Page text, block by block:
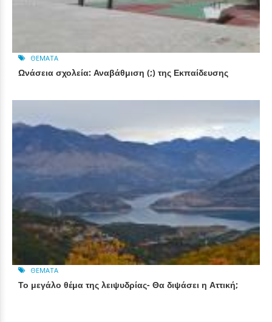
ΘΈΜΑΤΑ
Ωνάσεια σχολεία: Αναβάθμιση (;) της Εκπαίδευσης
ΘΈΜΑΤΑ
Το μεγάλο θέμα της λειψυδρίας- Θα διψάσει η Αττική;